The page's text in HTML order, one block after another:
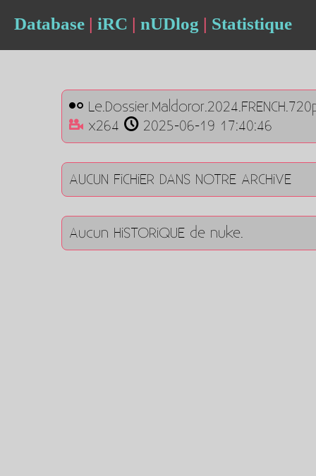
Database | iRC | nUDlog | Statistique
x264
2025-06-19 17:40:46
AUCUN FiCHiER DANS NOTRE ARCHiVE
Aucun HiSTORiQUE de nuke.